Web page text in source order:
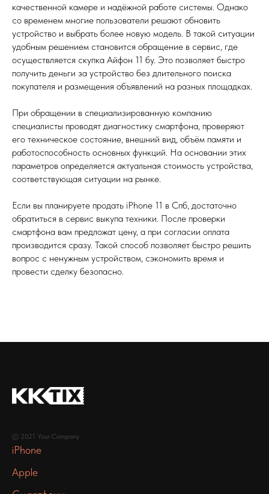
качественной камере и надёжной работе системы. Однако
со временем многие пользователи решают обновить
устройство и выбрать более новую модель. В такой ситуации
удобным решением становится обращение в сервис, где
осуществляется скупка Айфон 11 бу. Это позволяет быстро
получить деньги за устройство без длительного поиска
покупателя и размещения объявлений на разных площадках.
При обращении в специализированную компанию
специалисты проводят диагностику смартфона, проверяют
его техническое состояние, внешний вид, объём памяти и
работоспособность основных функций. На основании этих
параметров определяется актуальная стоимость устройства,
соответствующая ситуации на рынке.
Если вы планируете продать iPhone 11 в Спб, достаточно
обратиться в сервис выкупа техники. После проверки
смартфона вам предложат цену, а при согласии оплата
производится сразу. Такой способ позволяет быстро решить
вопрос с ненужным устройством, сэкономить время и
провести сделку безопасно.
© 2021 Your Company
iPhone
Apple